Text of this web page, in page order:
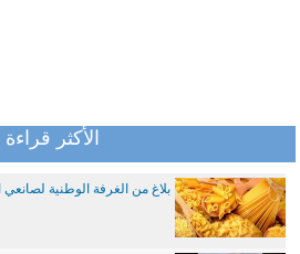
الأكثر قراءة
بلاغ من الغرفة الوطنية